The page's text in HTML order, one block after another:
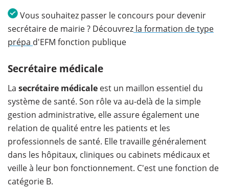
Vous souhaitez passer le concours pour devenir
secrétaire de mairie ? Découvrez la formation de type
prépa d'EFM fonction publique
Secrétaire médicale
La secrétaire médicale est un maillon essentiel du
système de santé. Son rôle va au-delà de la simple
gestion administrative, elle assure également une
relation de qualité entre les patients et les
professionnels de santé. Elle travaille généralement
dans les hôpitaux, cliniques ou cabinets médicaux et
veille à leur bon fonctionnement. C'est une fonction de
catégorie B.